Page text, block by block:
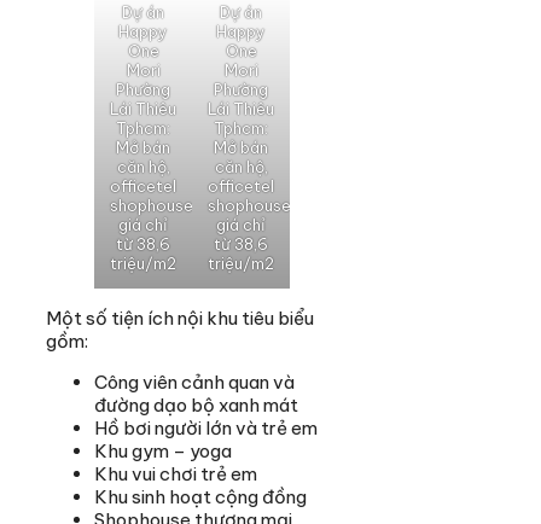
Dự án
Happy
One
Mori
Phường
Lái Thiêu
Tphcm:
Mở bán
căn hộ,
officetel
shophouse
giá chỉ
từ 38,6
triệu/m2
Dự án
Happy
One
Mori
Phường
Lái Thiêu
Tphcm:
Mở bán
căn hộ,
officetel
shophouse
giá chỉ
từ 38,6
triệu/m2
Một số tiện ích nội khu tiêu biểu
gồm:
Công viên cảnh quan và
đường dạo bộ xanh mát
Hồ bơi người lớn và trẻ em
Khu gym – yoga
Khu vui chơi trẻ em
Khu sinh hoạt cộng đồng